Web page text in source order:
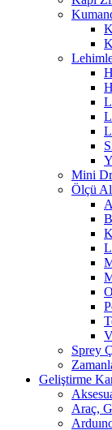
Mini
Ölçü
Sprey
Geliştirme
Araç,